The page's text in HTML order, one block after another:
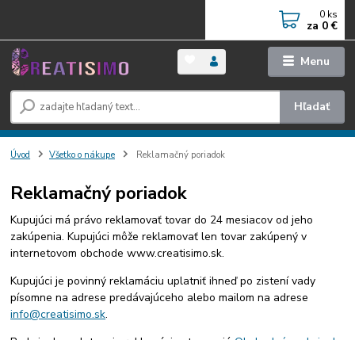
Menu
Hľadať
0 ks
za 0 €
Úvod Všetko o nákupe Reklamačný poriadok
Reklamačný poriadok
Kupujúci má právo reklamovať tovar do 24 mesiacov od jeho
zakúpenia. Kupujúci môže reklamovať len tovar zakúpený v
internetovom obchode www.creatisimo.sk.
Kupujúci je povinný reklamáciu uplatniť ihneď po zistení vady
písomne na adrese predávajúceho alebo mailom na adrese
info@creatisimo.sk.